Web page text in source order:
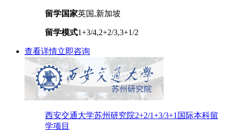
留学国家英国,新加坡
留学模式1+3/4,2+2/3,3+1/2
查看详情立即咨询
西安交通大学苏州研究院2+2/1+3/3+1国际本科留
学项目